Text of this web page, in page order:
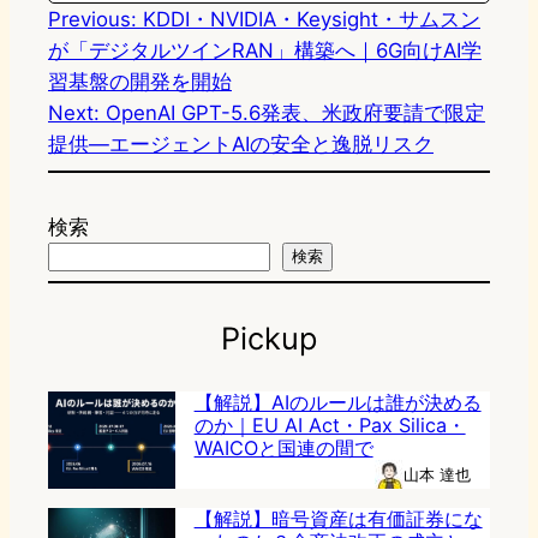
Previous: KDDI・NVIDIA・Keysight・サムスン
が「デジタルツインRAN」構築へ｜6G向けAI学
習基盤の開発を開始
Next: OpenAI GPT-5.6発表、米政府要請で限定
提供—エージェントAIの安全と逸脱リスク
検索
検索
Pickup
【解説】AIのルールは誰が決める
のか｜EU AI Act・Pax Silica・
WAICOと国連の間で
山本 達也
【解説】暗号資産は有価証券にな